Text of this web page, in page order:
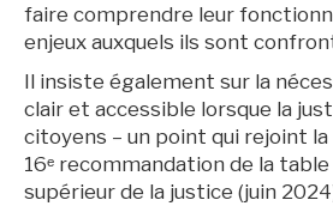
faire comprendre leur
enjeux auxquels ils sont
Il insiste également sur la
clair et accessible lorsque la
citoyens – un point qui rejoint la
16ᵉ recommandation de la
supérieur de la justice (juin